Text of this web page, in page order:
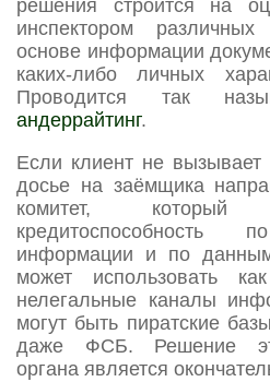
решения строится на
инспектором
основе информации
каких-либо личных
Проводится так
андеррайтинг.
Если клиент не вызывает
досье на заёмщика
комитет,
кредитоспособность
информации и по
может использовать
нелегальные каналы
могут быть пиратские
даже ФСБ. Решение
органа является